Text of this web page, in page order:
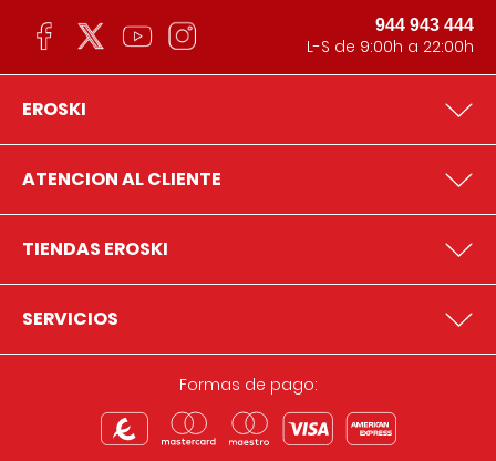
944 943 444
L-S de 9:00h a 22:00h
EROSKI
ATENCION AL CLIENTE
TIENDAS EROSKI
SERVICIOS
Formas de pago: